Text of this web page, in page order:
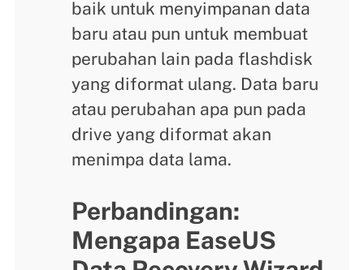
baik untuk menyimpanan data
baru atau pun untuk membuat
perubahan lain pada flashdisk
yang diformat ulang. Data baru
atau perubahan apa pun pada
drive yang diformat akan
menimpa data lama.
Perbandingan:
Mengapa EaseUS